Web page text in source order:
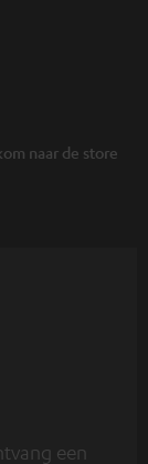
naar de store
een